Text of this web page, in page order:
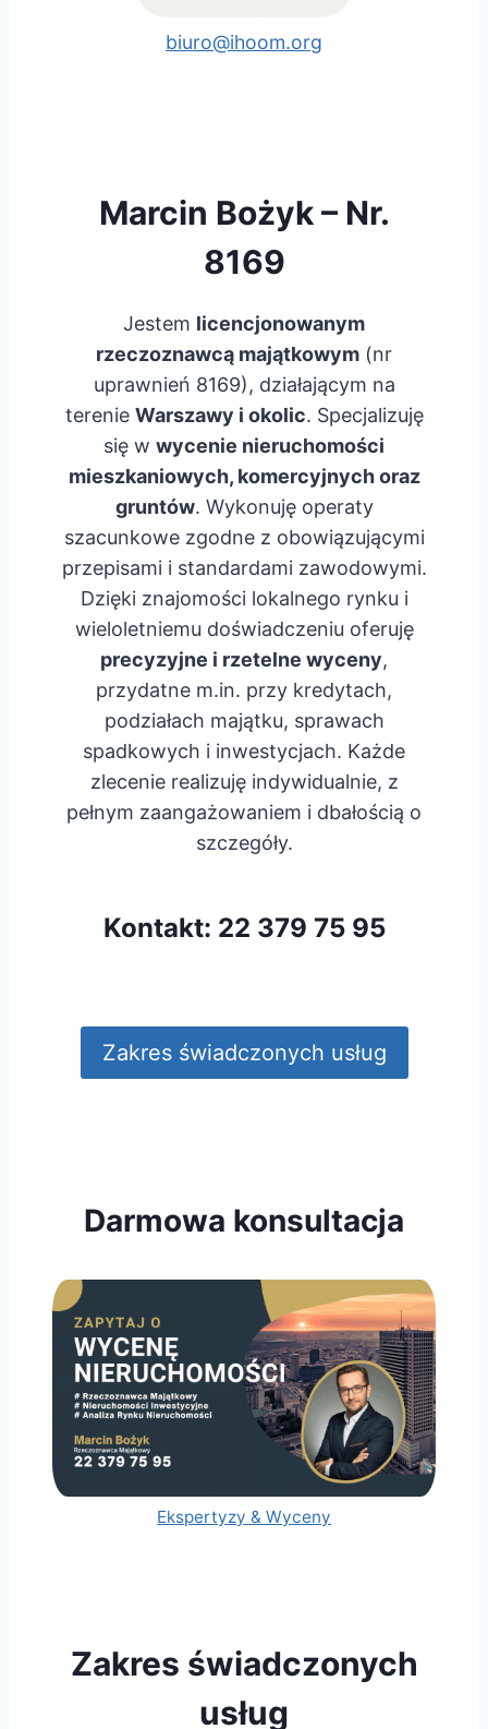
biuro@ihoom.org
Marcin Bożyk – Nr.
8169
Jestem licencjonowanym
rzeczoznawcą majątkowym (nr
uprawnień 8169), działającym na
terenie Warszawy i okolic. Specjalizuję
się w wycenie nieruchomości
mieszkaniowych, komercyjnych oraz
gruntów. Wykonuję operaty
szacunkowe zgodne z obowiązującymi
przepisami i standardami zawodowymi.
Dzięki znajomości lokalnego rynku i
wieloletniemu doświadczeniu oferuję
precyzyjne i rzetelne wyceny,
przydatne m.in. przy kredytach,
podziałach majątku, sprawach
spadkowych i inwestycjach. Każde
zlecenie realizuję indywidualnie, z
pełnym zaangażowaniem i dbałością o
szczegóły.
Kontakt: 22 379 75 95
Zakres świadczonych usług
Darmowa konsultacja
Ekspertyzy & Wyceny
Zakres świadczonych
usług